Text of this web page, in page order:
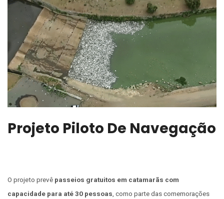
Projeto Piloto De Navegação
O projeto prevê passeios gratuitos em catamarãs com
capacidade para até 30 pessoas, como parte das comemorações